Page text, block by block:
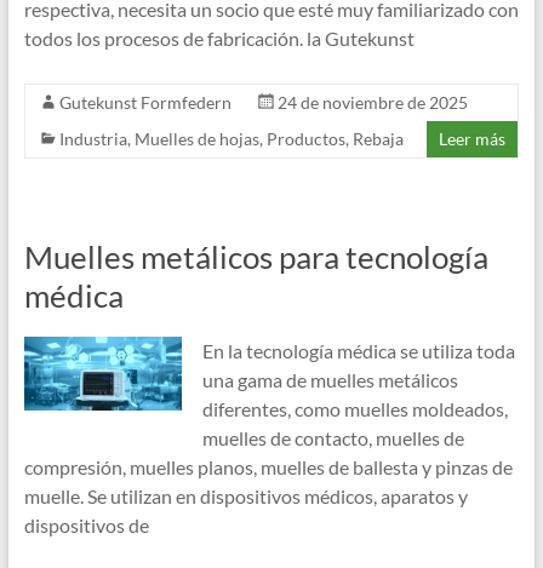
respectiva, necesita un socio que esté muy familiarizado con
todos los procesos de fabricación. la Gutekunst
Gutekunst Formfedern
24 de noviembre de 2025
Industria, Muelles de hojas, Productos, Rebaja Leer más
Muelles metálicos para tecnología
médica
En la tecnología médica se utiliza toda
una gama de muelles metálicos
diferentes, como muelles moldeados,
muelles de contacto, muelles de
compresión, muelles planos, muelles de ballesta y pinzas de
muelle. Se utilizan en dispositivos médicos, aparatos y
dispositivos de